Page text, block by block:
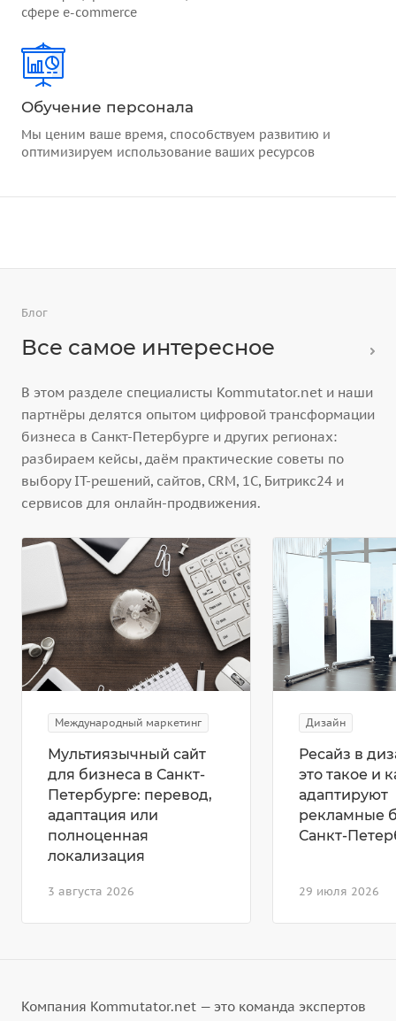
сфере e-commerce
Обучение персонала
Мы ценим ваше время, способствуем развитию и
оптимизируем использование ваших ресурсов
Блог
Все самое интересное
В этом разделе специалисты Kommutator.net и наши
партнёры делятся опытом цифровой трансформации
бизнеса в Санкт-Петербурге и других регионах:
разбираем кейсы, даём практические советы по
выбору IT-решений, сайтов, CRM, 1С, Битрикс24 и
сервисов для онлайн-продвижения.
Международный маркетинг
3 августа 2026
Мультиязычный сайт
для бизнеса в Санкт-
Петербурге: перевод,
адаптация или
полноценная
локализация
Дизайн
29 июля 2026
Ресайз в
это такое и
адаптируют
рекламные
Санкт-
Компания Kommutator.net — это команда экспертов